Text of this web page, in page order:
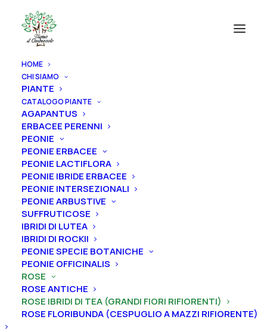
HOME
CHI SIAMO
PIANTE
CATALOGO PIANTE
AGAPANTUS
ERBACEE PERENNI
PEONIE
PEONIE ERBACEE
PEONIE LACTIFLORA
PEONIE IBRIDE ERBACEE
PEONIE INTERSEZIONALI
PEONIE ARBUSTIVE
SUFFRUTICOSE
IBRIDI DI LUTEA
IBRIDI DI ROCKII
PEONIE SPECIE BOTANICHE
PEONIE OFFICINALIS
ROSE
ROSE ANTICHE
ROSE IBRIDI DI TEA (GRANDI FIORI RIFIORENTI)
ROSE FLORIBUNDA (CESPUGLIO A MAZZI RIFIORENTE)